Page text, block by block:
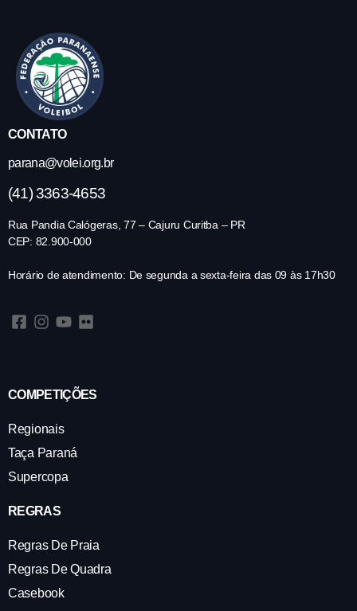
CONTATO
parana@volei.org.br
(41) 3363-4653
Rua Pandia Calógeras, 77 – Cajuru Curitba – PR
CEP: 82.900-000
Horário de atendimento: De segunda a sexta-feira das 09 às 17h30
COMPETIÇÕES
Regionais
Taça Paraná
Supercopa
REGRAS
Regras De Praia
Regras De Quadra
Casebook